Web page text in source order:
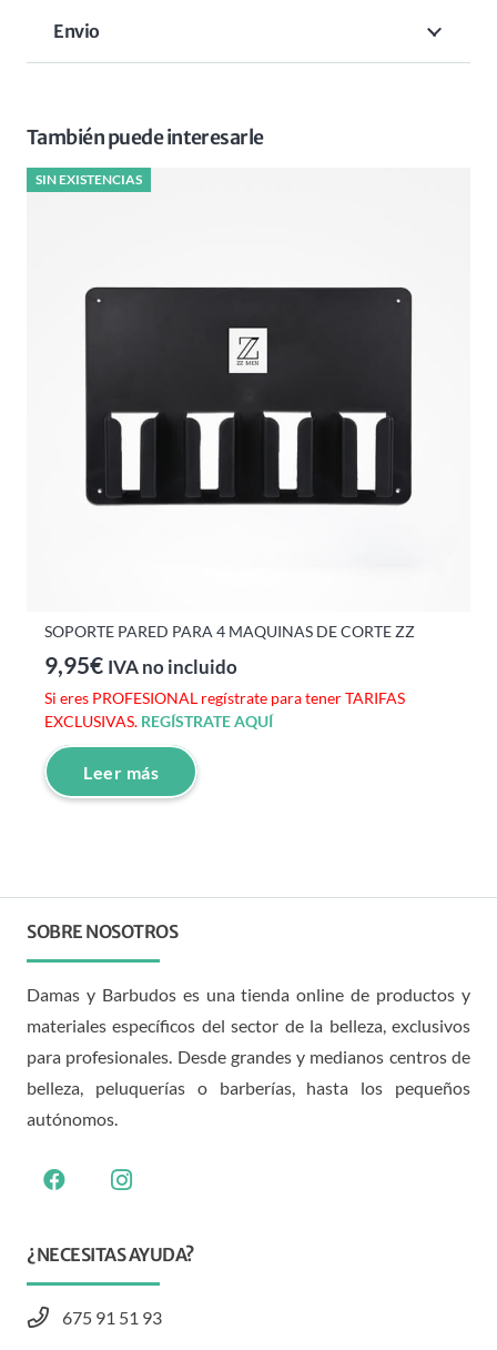
Envio
También puede interesarle
SIN EXISTENCIAS
SOPORTE PARED PARA 4 MAQUINAS DE CORTE ZZ
9,95€ IVA no incluido
Si eres PROFESIONAL regístrate para tener TARIFAS
EXCLUSIVAS. REGÍSTRATE AQUÍ
Leer más
SOBRE NOSOTROS
Damas y Barbudos es una tienda online de productos y
materiales específicos del sector de la belleza, exclusivos
para profesionales. Desde grandes y medianos centros de
belleza, peluquerías o barberías, hasta los pequeños
autónomos.
¿NECESITAS AYUDA?
675 91 51 93